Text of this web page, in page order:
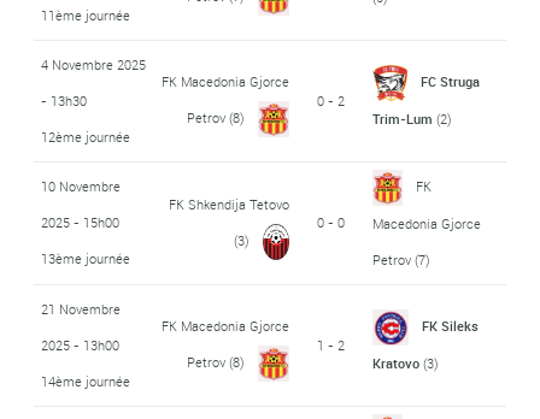
11ème journée
4 Novembre 2025
- 13h30
12ème journée
FK Macedonia Gjorce
Petrov(8)
0 - 2
FC Struga
Trim-Lum (2)
10 Novembre
2025 - 15h00
13ème journée
FK Shkendija Tetovo
(3)
0 - 0
FK
Macedonia Gjorce
Petrov(7)
21 Novembre
2025 - 13h00
14ème journée
FK Macedonia Gjorce
Petrov(8)
1 - 2
FK Sileks
Kratovo(3)